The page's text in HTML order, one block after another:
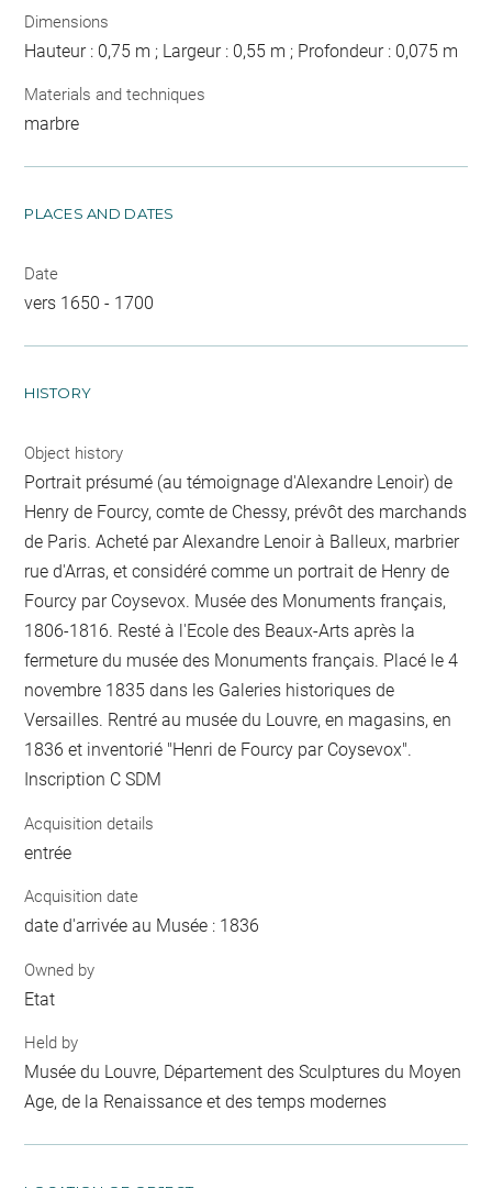
Dimensions
Hauteur : 0,75 m ; Largeur : 0,55 m ; Profondeur : 0,075 m
Materials and techniques
marbre
PLACES AND DATES
Date
vers 1650 - 1700
HISTORY
Object history
Portrait présumé (au témoignage d'Alexandre Lenoir) de
Henry de Fourcy, comte de Chessy, prévôt des marchands
de Paris. Acheté par Alexandre Lenoir à Balleux, marbrier
rue d'Arras, et considéré comme un portrait de Henry de
Fourcy par Coysevox. Musée des Monuments français,
1806-1816. Resté à l'Ecole des Beaux-Arts après la
fermeture du musée des Monuments français. Placé le 4
novembre 1835 dans les Galeries historiques de
Versailles. Rentré au musée du Louvre, en magasins, en
1836 et inventorié "Henri de Fourcy par Coysevox".
Inscription C SDM
Acquisition details
entrée
Acquisition date
date d'arrivée au Musée : 1836
Owned by
Etat
Held by
Musée du Louvre, Département des Sculptures du Moyen
Age, de la Renaissance et des temps modernes